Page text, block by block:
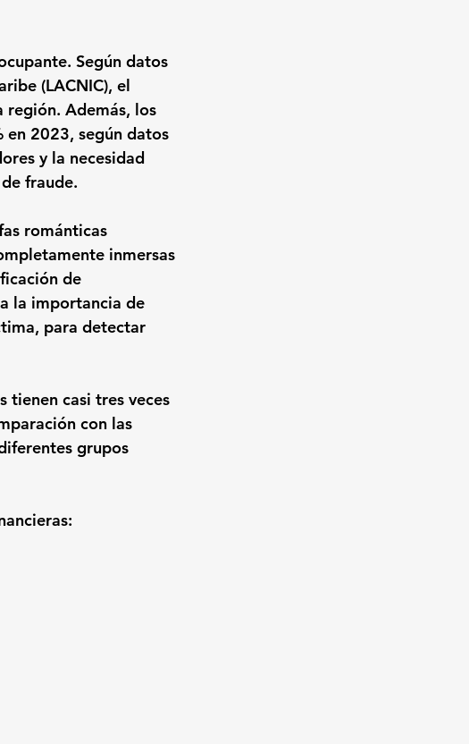
Según datos
(LACNIC), el
Además, los
en 2023, según datos
y la necesidad
fraude.
románticas
inmersas
de
la importancia de
para detectar
tienen casi tres veces
con las
grupos